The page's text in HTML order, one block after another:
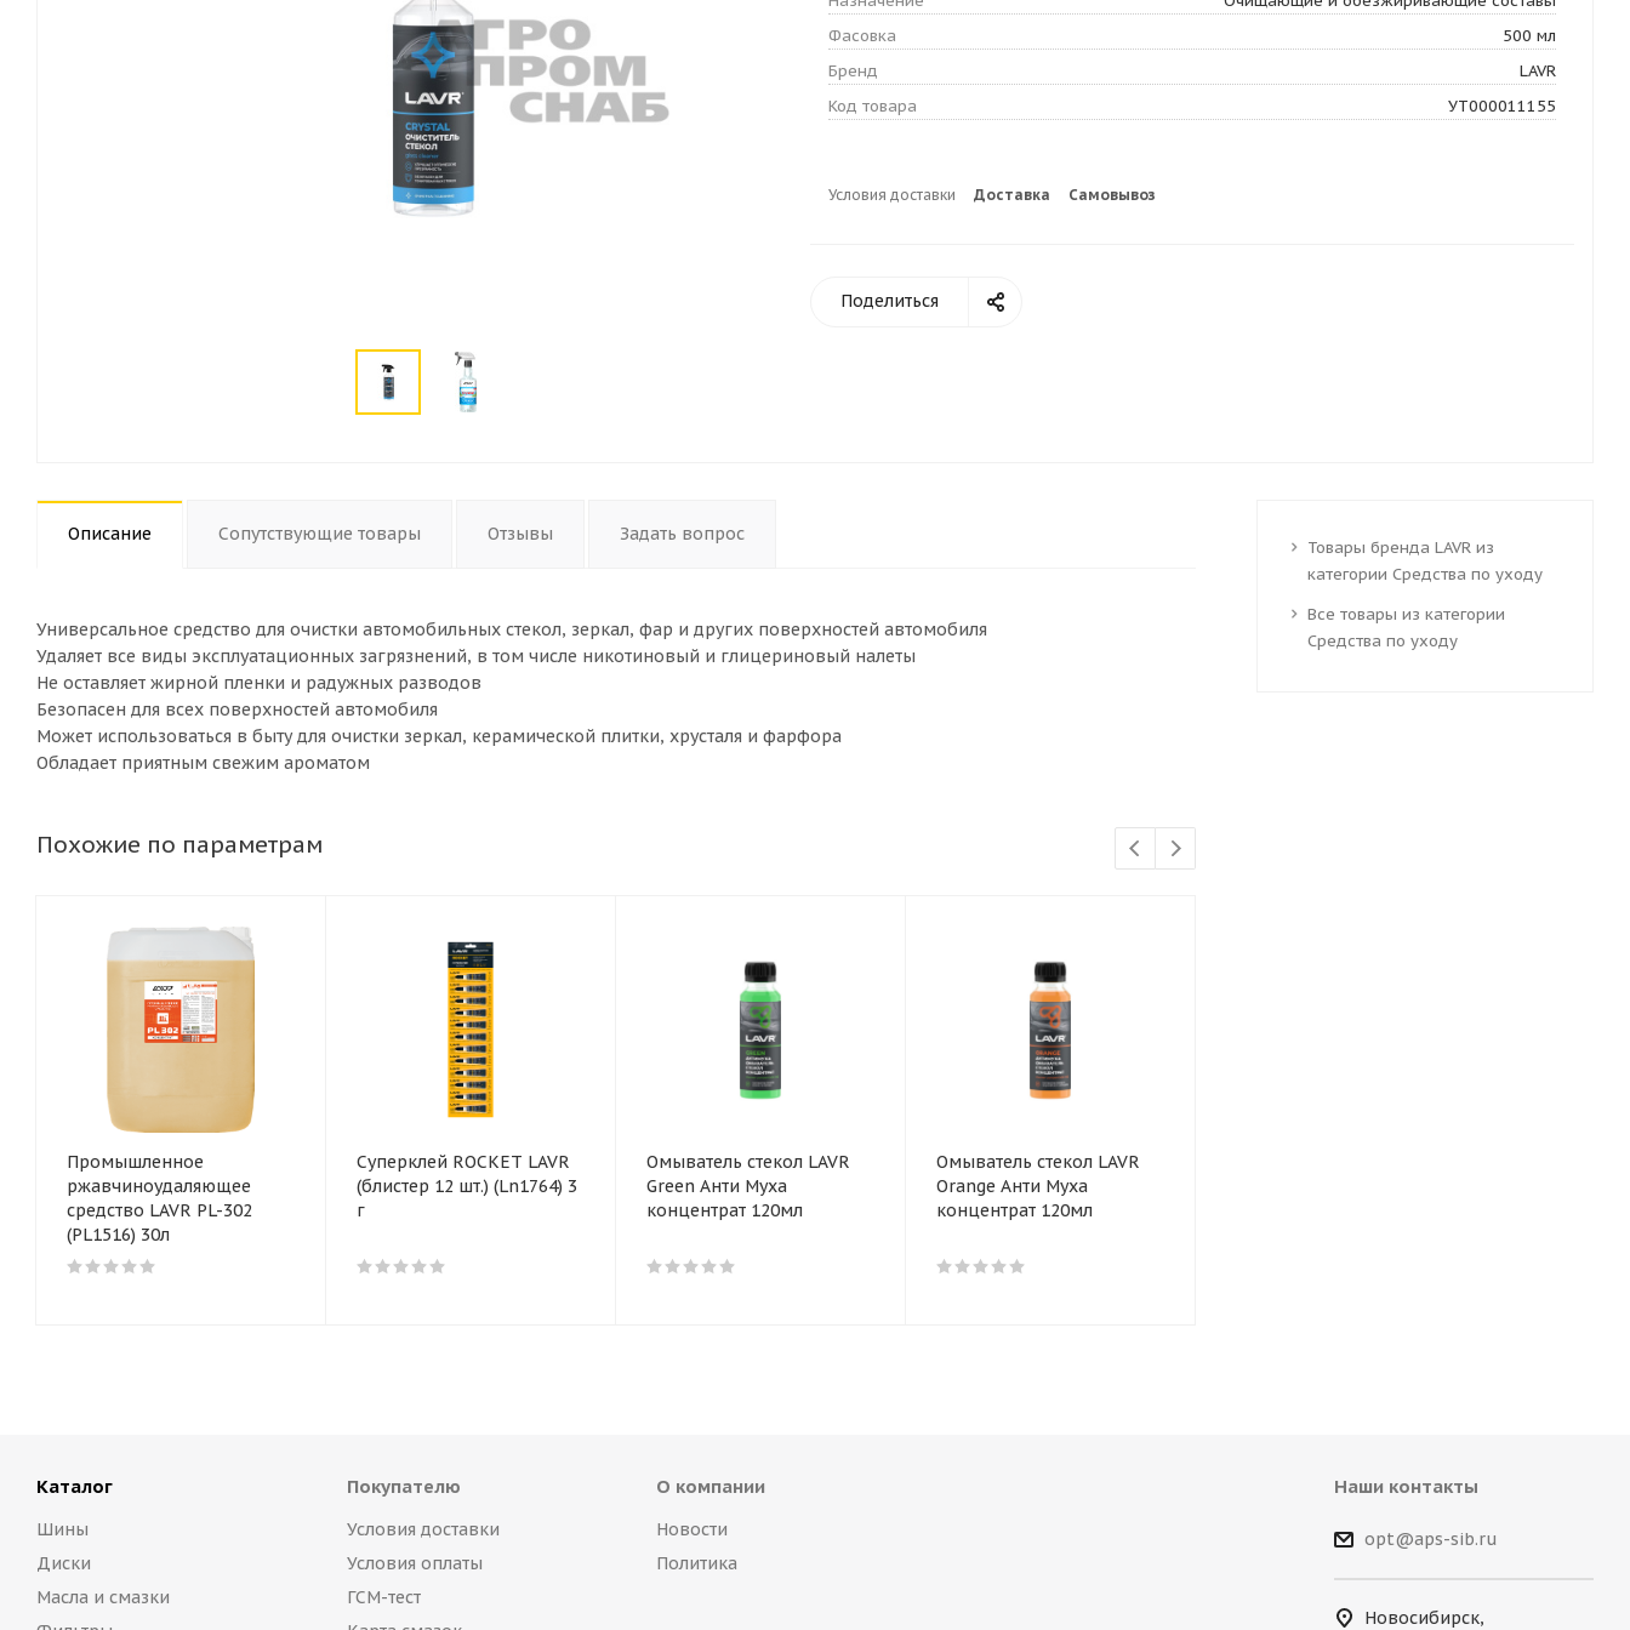
Фасовка
500 мл
Бренд
LAVR
Код товара
УТ000011155
Условия доставки Доставка Самовывоз
Поделиться
Описание Сопутствующие товары Отзывы Задать вопрос
Универсальное средство для очистки автомобильных стекол, зеркал, фар и других поверхностей автомобиля
Удаляет все виды эксплуатационных загрязнений, в том числе никотиновый и глицериновый налеты
Не оставляет жирной пленки и радужных разводов
Безопасен для всех поверхностей автомобиля
Может использоваться в быту для очистки зеркал, керамической плитки, хрусталя и фарфора
Обладает приятным свежим ароматом
Похожие по параметрам
Промышленное
ржавчиноудаляющее
средство LAVR PL-302
(PL1516) 30л
Суперклей ROCKET LAVR
(блистер 12 шт.) (Ln1764) 3
г
Омыватель стекол LAVR
Green Анти Муха
концентрат 120мл
Омыватель стекол LAVR
Orange Анти Муха
концентрат 120мл
Товары бренда LAVR из
категории Средства по уходу
Все товары из категории
Средства по уходу
Каталог
Шины
Диски
Масла и смазки
Покупателю
Условия доставки
Условия оплаты
ГСМ-тест
О компании
Новости
Политика
Наши контакты
opt@aps-sib.ru
Новосибирск,